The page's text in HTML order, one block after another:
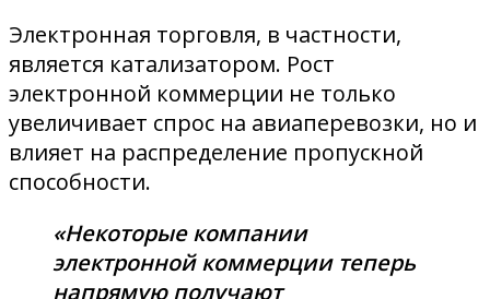
Электронная торговля, в частности,
является катализатором. Рост
электронной коммерции не только
увеличивает спрос на авиаперевозки, но и
влияет на распределение пропускной
способности.
«Некоторые компании
электронной коммерции теперь
напрямую получают